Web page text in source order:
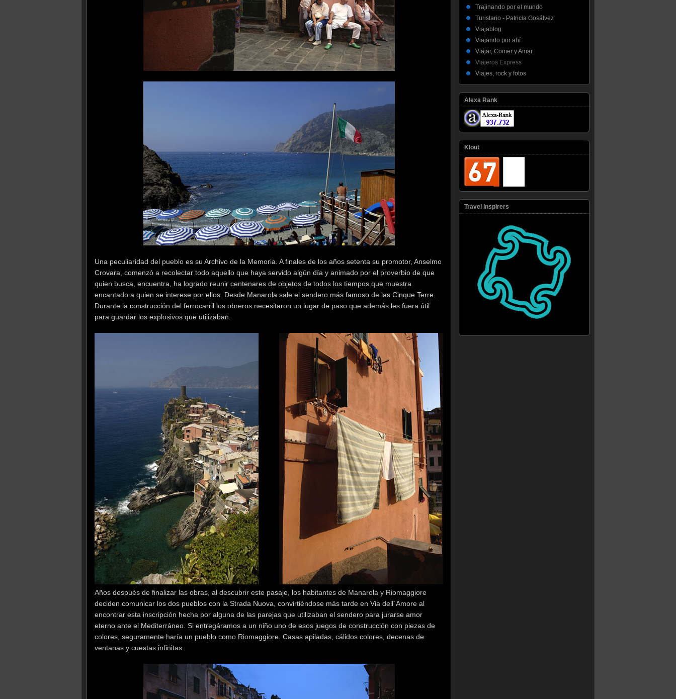
Una peculiaridad del pueblo es su Archivo de la Memoria. A finales de los años setenta su promotor, Anselmo
Crovara, comenzó a recolectar todo aquello que haya servido algún día y animado por el proverbio de que
quien busca, encuentra, ha logrado reunir centenares de objetos de todos los tiempos que muestra
encantado a quien se interese por ellos. Desde Manarola sale el sendero más famoso de las Cinque Terre.
Durante la construcción del ferrocarril los obreros necesitaron un lugar de paso que además les fuera útil
para guardar los explosivos que utilizaban.
Años después de finalizar las obras, al descubrir este pasaje, los habitantes de Manarola y Riomaggiore
deciden comunicar los dos pueblos con la Strada Nuova, convirtiéndose más tarde en Via dell´Amore al
encontrar esta inscripción hecha por alguna de las parejas que utilizaban el sendero para jurarse amor
eterno ante el Mediterráneo. Si entregáramos a un niño uno de esos juegos de construcción con piezas de
colores, seguramente haría un pueblo como Riomaggiore. Casas apiladas, cálidos colores, decenas de
ventanas y cuestas infinitas.
Trajinando por el mundo
Turistario - Patricia Gosálvez
Viajablog
Viajando por ahí
Viajar, Comer y Amar
Viajeros Express
Viajes, rock y fotos
Alexa Rank
Klout
Travel Inspirers